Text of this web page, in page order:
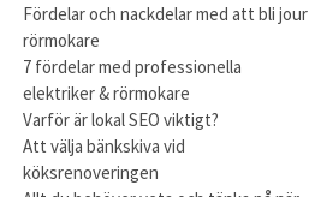
Fördelar och nackdelar med att bli jour
rörmokare
7 fördelar med professionella
elektriker & rörmokare
Varför är lokal SEO viktigt?
Att välja bänkskiva vid
köksrenoveringen